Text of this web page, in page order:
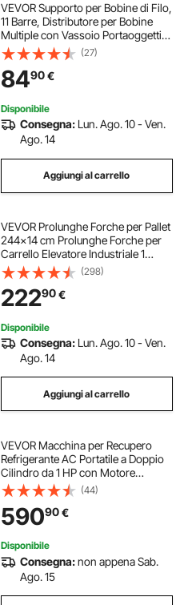
VEVOR Supporto per Bobine di Filo,
11 Barre, Distributore per Bobine
Multiple con Vassoio Portaoggetti
per l'Archiviazione dei Cavi, Uso
Elettrico, Industriale e al Dettaglio,
Efficienza Lavorativa
(27)
8490€
Disponibile
Consegna: Lun. Ago. 10 - Ven.
Ago. 14
Aggiungi al carrello
VEVOR Prolunghe Forche per Pallet
244x14 cm Prolunghe Forche per
Carrello Elevatore Industriale 1
Coppia in Acciaio al Carbonio per
Spostamento Trasporto, Forche
Prolunghe per Trasporto Merce,
Giallo
(298)
22290€
Disponibile
Consegna: Lun. Ago. 10 - Ven.
Ago. 14
Aggiungi al carrello
VEVOR Macchina per Recupero
Refrigerante AC Portatile a Doppio
Cilindro da 1 HP con Motore
Brushless da 3000 Giri/min,
Strumento per Riciclaggio del
Refrigerante Freon per Autoveicoli
HVAC Domestico
(44)
59090€
Disponibile
Consegna:non appena Sab.
Ago. 15